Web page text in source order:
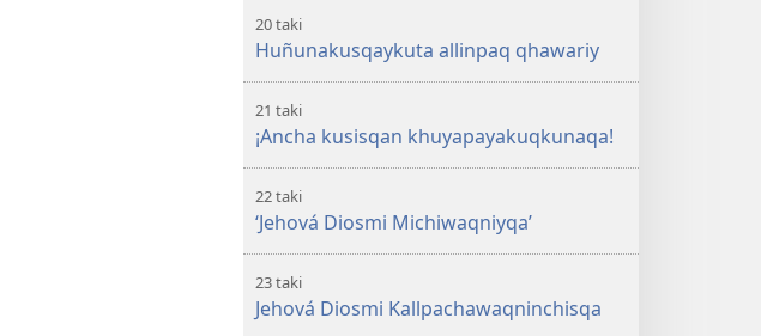
20 taki
Huñunakusqaykuta allinpaq qhawariy
21 taki
¡Ancha kusisqan khuyapayakuqkunaqa!
22 taki
‘Jehová Diosmi Michiwaqniyqa’
23 taki
Jehová Diosmi Kallpachawaqninchisqa